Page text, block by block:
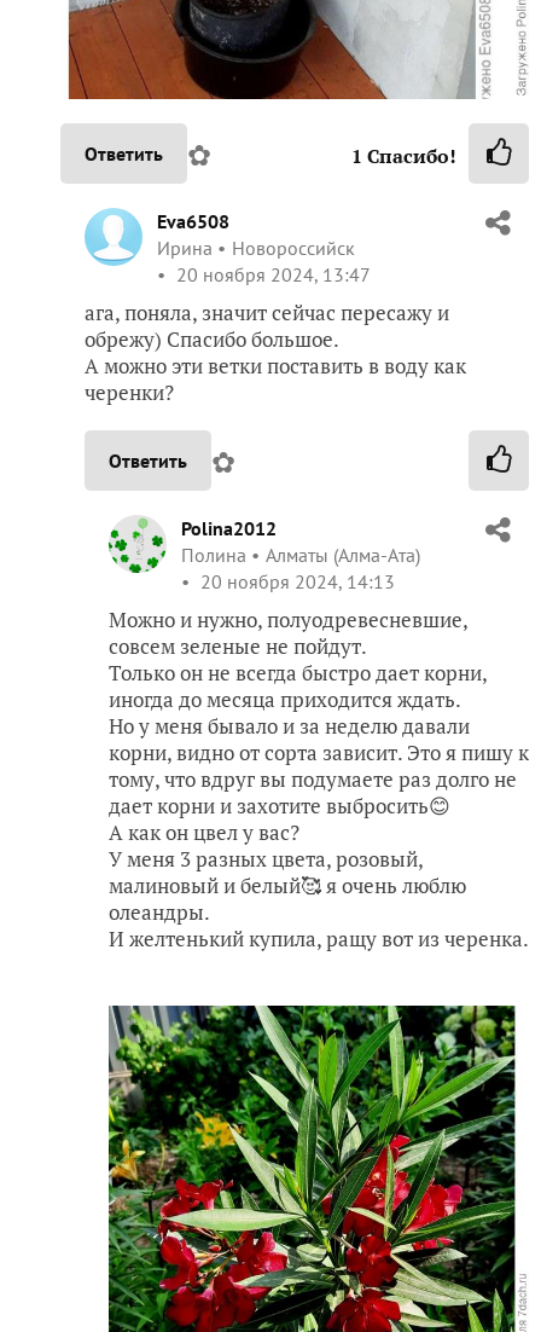
Ответить ✿ 1 Спасибо!
Eva6508
Ирина
Новороссийск
20 ноября 2024, 13:47
ага, поняла, значит сейчас пересажу и
обрежу) Спасибо большое.
А можно эти ветки поставить в воду как
черенки?
Ответить ✿
Polina2012
Полина
Алматы (Алма-Ата)
20 ноября 2024, 14:13
Можно и нужно, полуодревесневшие,
совсем зеленые не пойдут.
Только он не всегда быстро дает корни,
иногда до месяца приходится ждать.
Но у меня бывало и за неделю давали
корни, видно от сорта зависит. Это я пишу к
тому, что вдруг вы подумаете раз долго не
дает корни и захотите выбросить😊
А как он цвел у вас?
У меня 3 разных цвета, розовый,
малиновый и белый🥰 я очень люблю
олеандры.
И желтенький купила, ращу вот из черенка.